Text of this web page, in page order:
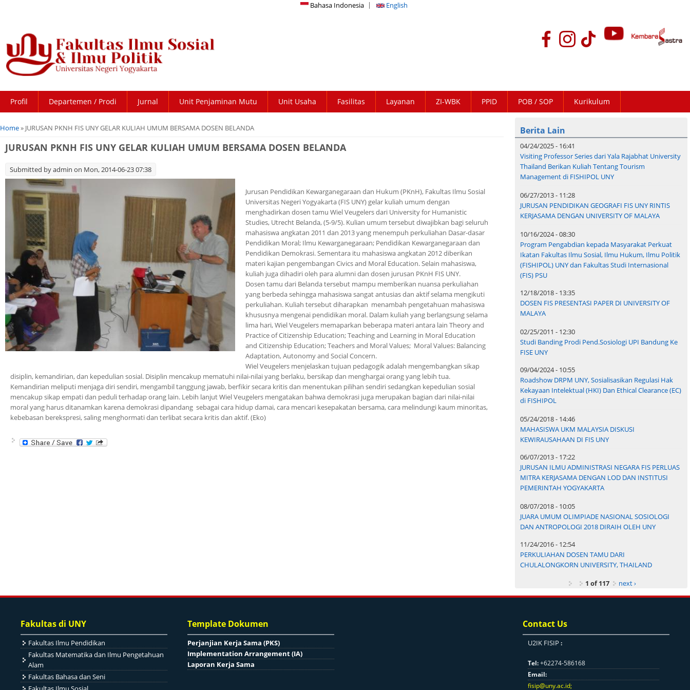
Bahasa Indonesia English
Profil Departemen / Prodi Jurnal Unit Penjaminan Mutu Unit Usaha Fasilitas Layanan ZI-WBK PPID POB / SOP Kurikulum
You are here
Home» JURUSAN PKNH FIS UNY GELAR KULIAH UMUM BERSAMA DOSEN BELANDA
JURUSAN PKNH FIS UNY GELAR KULIAH UMUM BERSAMA DOSEN BELANDA
Submitted byadmin on Mon, 2014-06-23 07:38
Jurusan Pendidikan Kewarganegaraan dan Hukum (PKnH), Fakultas Ilmu Sosial
Universitas Negeri Yogyakarta (FIS UNY) gelar kuliah umum dengan
menghadirkan dosen tamu Wiel Veugelers dari University for Humanistic
Studies, Utrecht Belanda, (5-9/5). Kulian umum tersebut diwajibkan bagi seluruh
mahasiswa angkatan 2011 dan 2013 yang menempuh perkuliahan Dasar-dasar
Pendidikan Moral; Ilmu Kewarganegaraan; Pendidikan Kewarganegaraan dan
Pendidikan Demokrasi. Sementara itu mahasiswa angkatan 2012 diberikan
materi kajian pengembangan Civics and Moral Education. Selain mahasiswa,
kuliah juga dihadiri oleh para alumni dan dosen jurusan PKnH FIS UNY.
Dosen tamu dari Belanda tersebut mampu memberikan nuansa perkuliahan
yang berbeda sehingga mahasiswa sangat antusias dan aktif selama mengikuti
perkuliahan. Kuliah tersebut diharapkan menambah pengetahuan mahasiswa
khususnya mengenai pendidikan moral. Dalam kuliah yang berlangsung selama
lima hari, Wiel Veugelers memaparkan beberapa materi antara lain Theory and
Practice of Citizenship Education; Teaching and Learning in Moral Education
and Citizenship Education; Teachers and Moral Values; Moral Values: Balancing
Adaptation, Autonomy and Social Concern.
Wiel Veugelers menjelaskan tujuan pedagogik adalah mengembangkan sikap
disiplin, kemandirian, dan kepedulian sosial. Disiplin mencakup mematuhi nilai-nilai yang berlaku, bersikap dan menghargai orang yang lebih tua.
Kemandirian meliputi menjaga diri sendiri, mengambil tanggung jawab, berfikir secara kritis dan menentukan pilihan sendiri sedangkan kepedulian sosial
mencakup sikap empati dan peduli terhadap orang lain. Lebih lanjut Wiel Veugelers mengatakan bahwa demokrasi juga merupakan bagian dari nilai-nilai
moral yang harus ditanamkan karena demokrasi dipandang sebagai cara hidup damai, cara mencari kesepakatan bersama, cara melindungi kaum minoritas,
kebebasan berekspresi, saling menghormati dan terlibat secara kritis dan aktif. (Eko)
Berita Lain
04/24/2025 - 16:41
Visiting Professor Series dari Yala Rajabhat University
Thailand Berikan Kuliah Tentang Tourism
Management di FISHIPOL UNY
06/27/2013 - 11:28
JURUSAN PENDIDIKAN GEOGRAFI FIS UNY RINTIS
KERJASAMA DENGAN UNIVERSITY OF MALAYA
10/16/2024 - 08:30
Program Pengabdian kepada Masyarakat Perkuat
Ikatan Fakultas Ilmu Sosial, Ilmu Hukum, Ilmu Politik
(FISHIPOL) UNY dan Fakultas Studi Internasional
(FIS) PSU
12/18/2018 - 13:35
DOSEN FIS PRESENTASI PAPER DI UNIVERSITY OF
MALAYA
02/25/2011 - 12:30
Studi Banding Prodi Pend.Sosiologi UPI Bandung Ke
FISE UNY
09/04/2024 - 10:55
Roadshow DRPM UNY, Sosialisasikan Regulasi Hak
Kekayaan Intelektual (HKI) Dan Ethical Clearance (EC)
di FISHIPOL
05/24/2018 - 14:46
MAHASISWA UKM MALAYSIA DISKUSI
KEWIRAUSAHAAN DI FIS UNY
06/07/2013 - 17:22
JURUSAN ILMU ADMINISTRASI NEGARA FIS PERLUAS
MITRA KERJASAMA DENGAN LOD DAN INSTITUSI
PEMERINTAH YOGYAKARTA
08/07/2018 - 10:05
JUARA UMUM OLIMPIADE NASIONAL SOSIOLOGI
DAN ANTROPOLOGI 2018 DIRAIH OLEH UNY
11/24/2016 - 12:54
PERKULIAHAN DOSEN TAMU DARI
CHULALONGKORN UNIVERSITY, THAILAND
1 of 117
next ›
Fakultas di UNY
Fakultas Ilmu Pendidikan
Fakultas Matematika dan Ilmu Pengetahuan
Alam
Fakultas Bahasa dan Seni
Template Dokumen
Perjanjian Kerja Sama (PKS)
Implementation Arrangement (IA)
Laporan Kerja Sama
Contact Us
U2IK FISIP :
Tel:+62274-586168
Email:
fisip@uny.ac.id;